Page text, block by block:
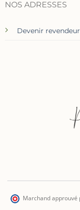
NOS ADRESSES
Devenir revendeur
Marchand approuvé